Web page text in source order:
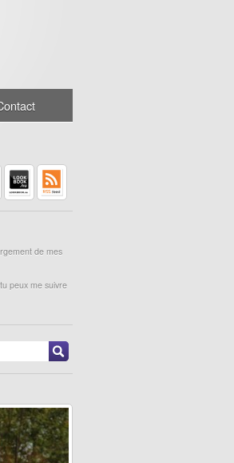
de mes
peux me suivre